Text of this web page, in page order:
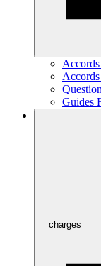
Guides
charges